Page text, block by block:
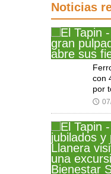
Noticias
con
por
🕔